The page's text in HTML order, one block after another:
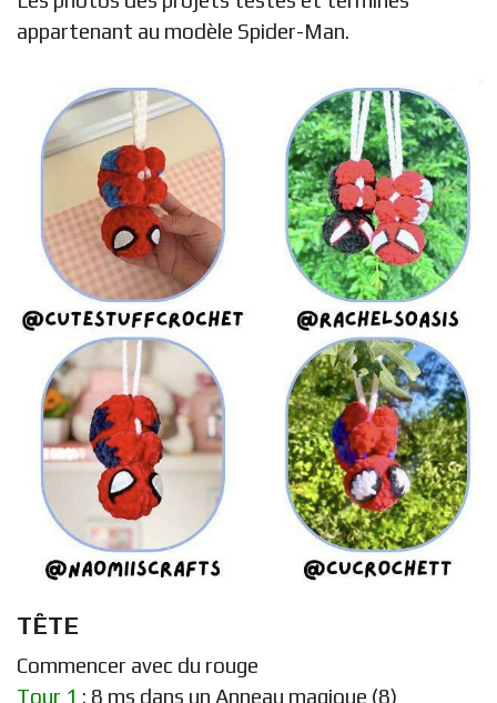
appartenant au modèle Spider-Man.
TÊTE
Commencer avec du rouge
Tour 1 : 8 ms dans un Anneau magique (8)